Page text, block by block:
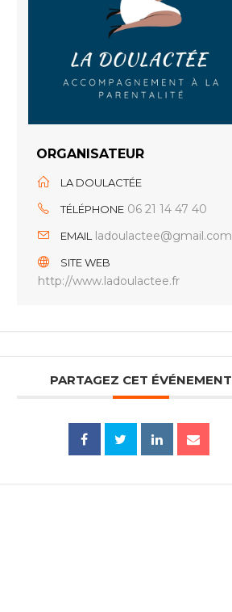
ORGANISATEUR
LA DOULACTÉE
TÉLÉPHONE 06 21 14 47 40
EMAIL ladoulactee@gmail.com
SITE WEB
http://www.ladoulactee.fr
PARTAGEZ CET ÉVÉNEMENT